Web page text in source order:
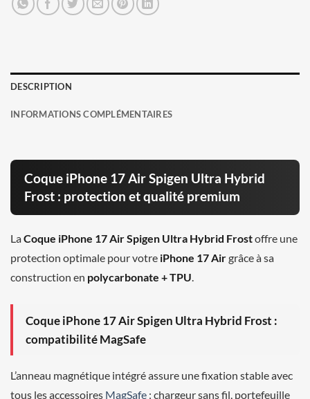
DESCRIPTION
INFORMATIONS COMPLÉMENTAIRES
Coque iPhone 17 Air Spigen Ultra Hybrid
Frost : protection et qualité premium
LaCoque iPhone 17 Air Spigen Ultra Hybrid Frostoffre une
protection optimale pour votre iPhone 17 Airgrâce à sa
construction en polycarbonate + TPU
Coque iPhone 17 Air Spigen Ultra Hybrid Frost :
compatibilité MagSafe
L’anneau magnétique intégré assure une fixation stable avec
tous les accessoires MagSafe : chargeur sans fil, portefeuille